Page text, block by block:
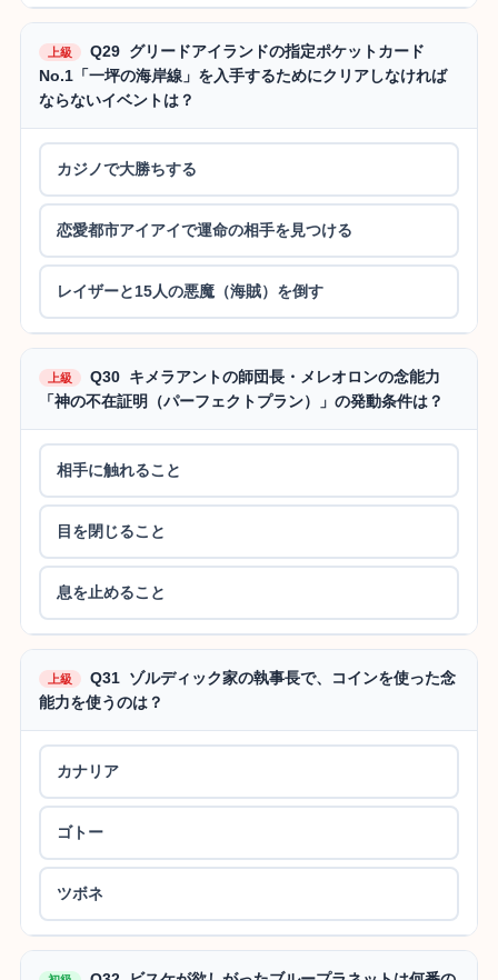
上級
Q29 グリードアイランドの指定ポケットカード
No.1「一坪の海岸線」を入手するためにクリアしなければ
ならないイベントは？
カジノで大勝ちする
恋愛都市アイアイで運命の相手を見つける
レイザーと15人の悪魔（海賊）を倒す
上級
Q30 キメラアントの師団長・メレオロンの念能力
「神の不在証明（パーフェクトプラン）」の発動条件は？
相手に触れること
目を閉じること
息を止めること
上級
Q31 ゾルディック家の執事長で、コインを使った念
能力を使うのは？
カナリア
ゴトー
ツボネ